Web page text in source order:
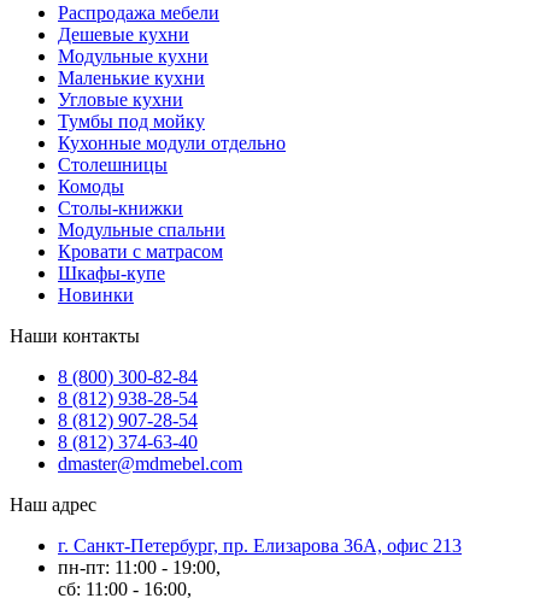
Распродажа мебели
Дешевые кухни
Модульные кухни
Маленькие кухни
Угловые кухни
Тумбы под мойку
Кухонные модули отдельно
Столешницы
Комоды
Столы-книжки
Модульные спальни
Кровати с матрасом
Шкафы-купе
Новинки
Наши контакты
8 (800) 300-82-84
8 (812) 938-28-54
8 (812) 907-28-54
8 (812) 374-63-40
dmaster@mdmebel.com
Наш адрес
г. Санкт-Петербург, пр. Елизарова 36А, офис 213
пн-пт: 11:00 - 19:00,
сб: 11:00 - 16:00,